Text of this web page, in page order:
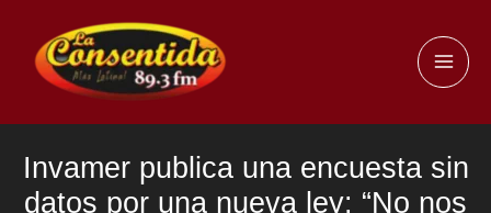
contenido
Invamer publica una encuesta sin
datos por una nueva ley: “No nos